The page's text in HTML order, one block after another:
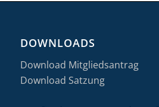
DOWNLOADS
Download Mitgliedsantrag
Download Satzung